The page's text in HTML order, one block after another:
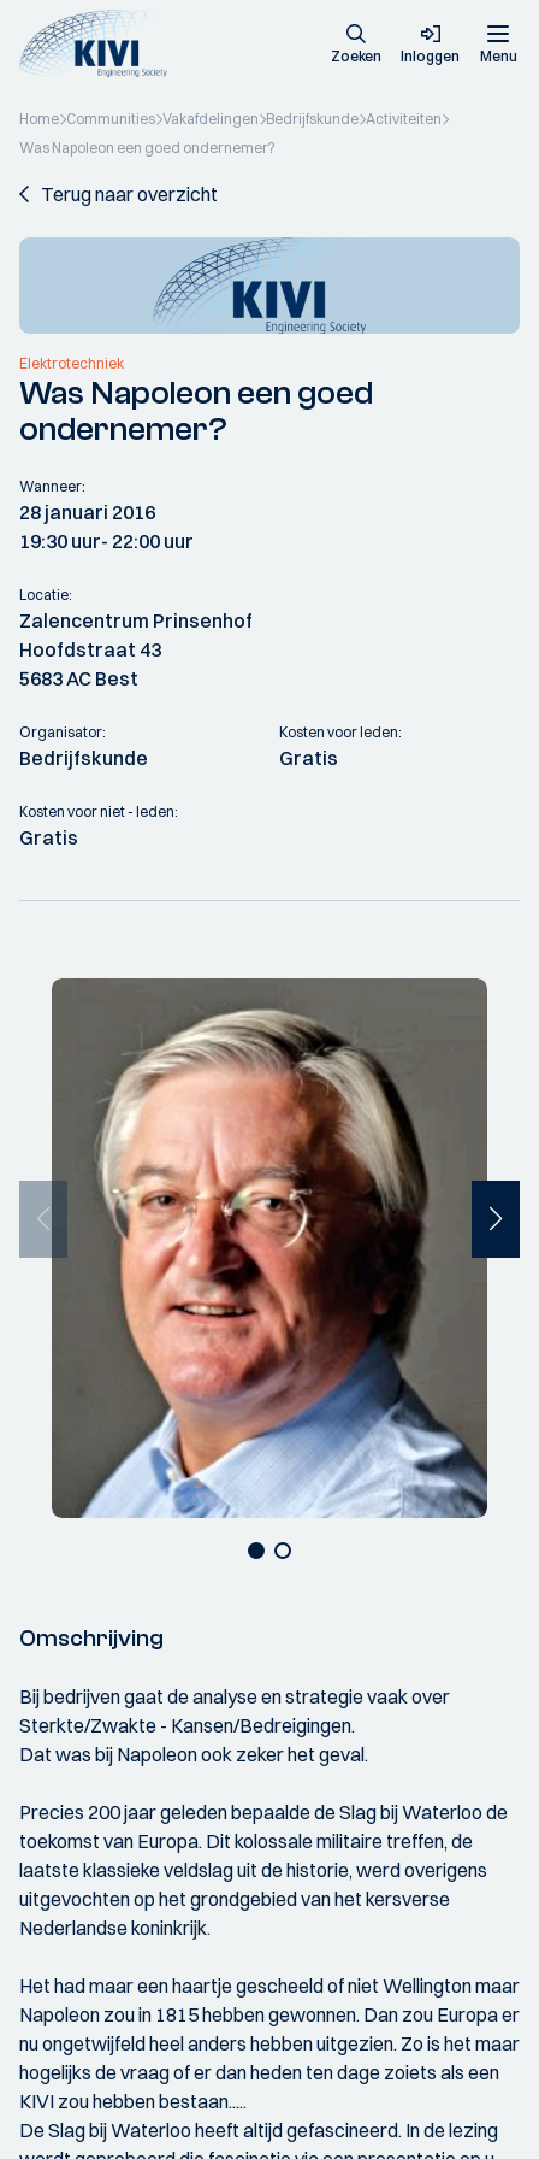
Zoeken Inloggen Menu
Home Communities Vakafdelingen Bedrijfskunde Activiteiten
Was Napoleon een goed ondernemer?
Terug naar overzicht
Elektrotechniek
Was Napoleon een goed
ondernemer?
Wanneer:
28 januari 2016
19:30 uur- 22:00 uur
Locatie:
Zalencentrum Prinsenhof
Hoofdstraat 43
5683 AC Best
Organisator:
Bedrijfskunde
Kosten voor leden:
Gratis
Kosten voor niet - leden:
Gratis
Omschrijving
Bij bedrijven gaat de analyse en strategie vaak over
Sterkte/Zwakte - Kansen/Bedreigingen.
Dat was bij Napoleon ook zeker het geval.
Precies 200 jaar geleden bepaalde de Slag bij Waterloo de
toekomst van Europa. Dit kolossale militaire treffen, de
laatste klassieke veldslag uit de historie, werd overigens
uitgevochten op het grondgebied van het kersverse
Nederlandse koninkrijk.
Het had maar een haartje gescheeld of niet Wellington maar
Napoleon zou in 1815 hebben gewonnen. Dan zou Europa er
nu ongetwijfeld heel anders hebben uitgezien. Zo is het maar
hogelijks de vraag of er dan heden ten dage zoiets als een
KIVI zou hebben bestaan.....
De Slag bij Waterloo heeft altijd gefascineerd. In de lezing